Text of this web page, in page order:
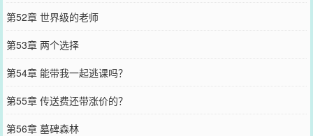
第52章 世界级的老师
第53章 两个选择
第54章 能带我一起逃课吗？
第55章 传送费还带涨价的？
第56章 墓碑森林